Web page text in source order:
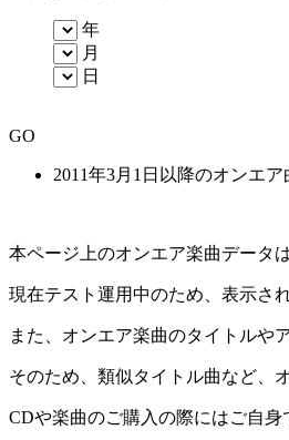
年
月
日
GO
2011年3月1日以降のオンエ
本ページ上のオンエア楽曲データ
現在テスト運用中のため、表示さ
また、オンエア楽曲のタイトルや
そのため、類似タイトル曲など、
CDや楽曲のご購入の際にはご自身